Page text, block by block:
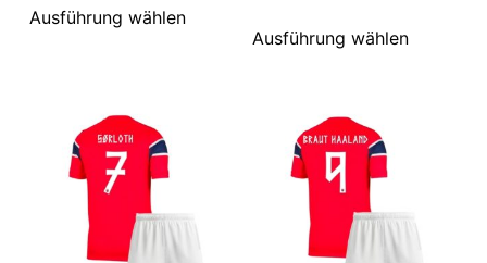
Ausführung wählen
Ausführung wählen